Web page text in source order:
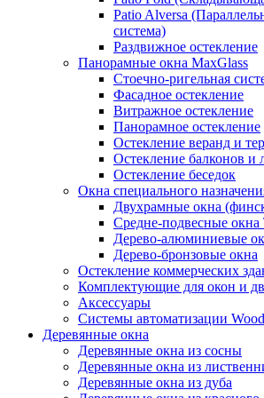
Patio Alversa
система)
Раздвижное остекление
Панорамные окна MaxGlass
Стоечно-ригельная
Фасадное остекление
Витражное остекление
Панорамное остекление
Остекление веранд и
Остекление балконов и
Остекление беседок
Окна специального
Двухрамные окна
Средне-подвесные окна
Дерево-алюминиевые
Дерево-бронзовые окна
Остекление коммерческих
Комплектующие для окон и
Аксессуары
Системы автоматизации
Деревянные окна
Деревянные окна из сосны
Деревянные окна из
Деревянные окна из дуба